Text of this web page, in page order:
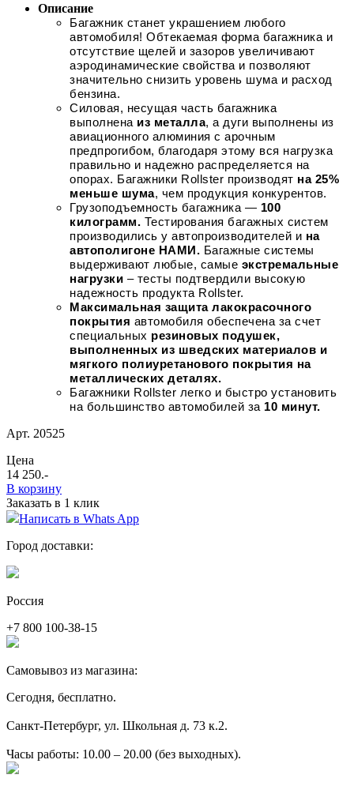
Описание
Багажник станет украшением любого
автомобиля! Обтекаемая форма багажника и
отсутствие щелей и зазоров увеличивают
аэродинамические свойства и позволяют
значительно снизить уровень шума и расход
бензина.
Силовая, несущая часть багажника
выполнена из металла, а дуги выполнены из
авиационного алюминия с арочным
предпрогибом, благодаря этому вся нагрузка
правильно и надежно распределяется на
опорах. Багажники Rollster производят на 25%
меньше шума, чем продукция конкурентов.
Грузоподъемность багажника — 100
килограмм. Тестирования багажных систем
производились у автопроизводителей и на
автополигоне НАМИ. Багажные системы
выдерживают любые, самые экстремальные
нагрузки – тесты подтвердили высокую
надежность продукта Rollster.
Максимальная защита лакокрасочного
покрытия автомобиля обеспечена за счет
специальных резиновых подушек,
выполненных из шведских материалов и
мягкого полиуретанового покрытия на
металлических деталях.
Багажники Rollster легко и быстро установить
на большинство автомобилей за 10 минут.
Арт. 20525
Цена
14 250.-
В корзину
Заказать в 1 клик
Написать в Whats App
Город доставки:
Россия
+7 800 100-38-15
Самовывоз из магазина:
Сегодня, бесплатно.
Санкт-Петербург, ул. Школьная д. 73 к.2.
Часы работы: 10.00 – 20.00 (без выходных).